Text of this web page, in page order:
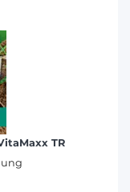
TR